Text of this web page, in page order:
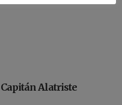
Alatriste